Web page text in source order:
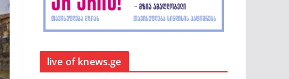
live of knews.ge